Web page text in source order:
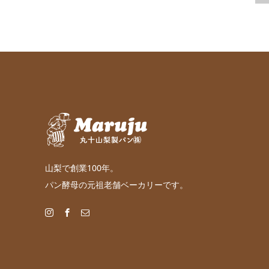
山梨で創業100年。
パン酵母の元祖老舗ベーカリーです。